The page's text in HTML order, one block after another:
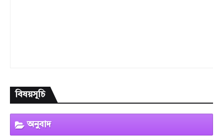
বিষয়সূচি
অনুবাদ